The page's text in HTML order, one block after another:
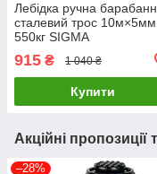
Лебідка ручна
сталевий трос
550кг SIGMA
(6134011)LuxPrice
915 ₴ 1 040 ₴
Купити
Акційні пропозиції
–28%